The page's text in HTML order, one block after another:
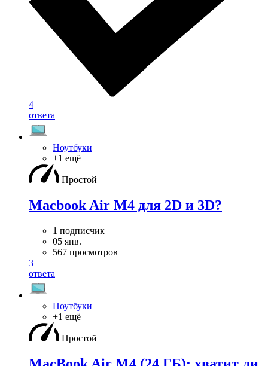
4
ответа
Ноутбуки
+1 ещё
Простой
Macbook Air M4 для 2D и 3D?
1 подписчик
05 янв.
567 просмотров
3
ответа
Ноутбуки
+1 ещё
Простой